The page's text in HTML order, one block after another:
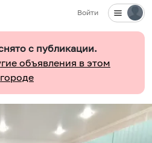
Войти
с публикации.
объявления в этом
городе